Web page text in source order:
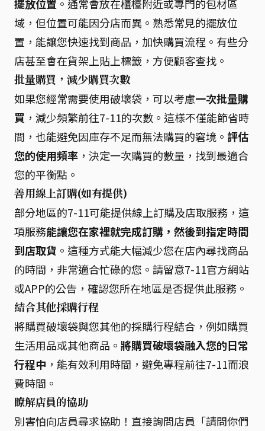
擺放位置 。通常會放在櫃檯附近或專門的包材區
域，但位置可能因分店而異。熟悉常見的擺放位
置，能讓您快速找到商品，加快購買流程。有些分
店甚至會在貨架上貼上標籤，方便顧客查找。
批量購買，減少購買次數
如果您經常需要使用破壞袋，可以考慮一次批量購
買 ，減少頻繁前往7-11的次數。這樣不僅能節省時
間，也能避免因庫存不足而無法購買的窘境。 評估
您的使用頻率 ，決定一次購買的數量，找到最適合
您的平衡點。
善用線上訂購(如有提供)
部分地區的7-11可能提供線上訂購及店取服務，這
項服務能讓您在家裡就完成訂購，然後到指定時間
到店取貨 。這種方式能大幅減少您在店內尋找商品
的時間，非常適合忙碌的您。請留意7-11官方網站
或APP的公告，確認您所在地區是否提供此服務。
結合其他採購行程
將購買破壞袋與您其他的採購行程結合，例如購買
生活用品或其他商品。 將購買破壞袋融入您的日常
行程中 ，能有效利用時間，避免專程前往7-11而浪
費時間。
瞭解店員的協助
別害怕向店員尋求協助！直接詢問店員「請問你們